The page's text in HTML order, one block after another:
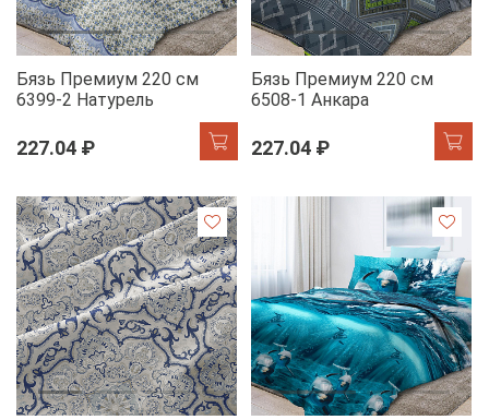
Бязь Премиум 220 см
6399-2 Натурель
227.04 ₽
Бязь Премиум 220 см
6508-1 Анкара
227.04 ₽